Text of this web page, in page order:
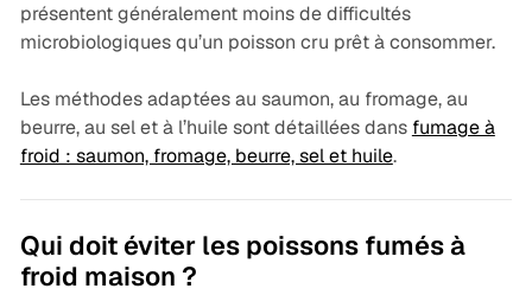
présentent généralement moins de difficultés
microbiologiques qu’un poisson cru prêt à consommer.
Les méthodes adaptées au saumon, au fromage, au
beurre, au sel et à l’huile sont détaillées dans fumage à
froid : saumon, fromage, beurre, sel et huile.
Qui doit éviter les poissons fumés à
froid maison ?